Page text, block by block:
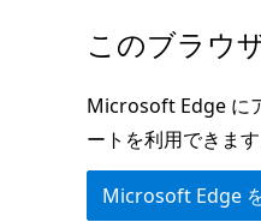
このブラウ
Microsoft Edge に
ートを利用できます
Microsoft Edge